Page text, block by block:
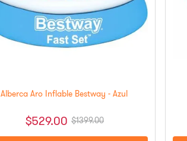
Alberca Aro Inflable Bestway - Azul
$529.00 $1399.00